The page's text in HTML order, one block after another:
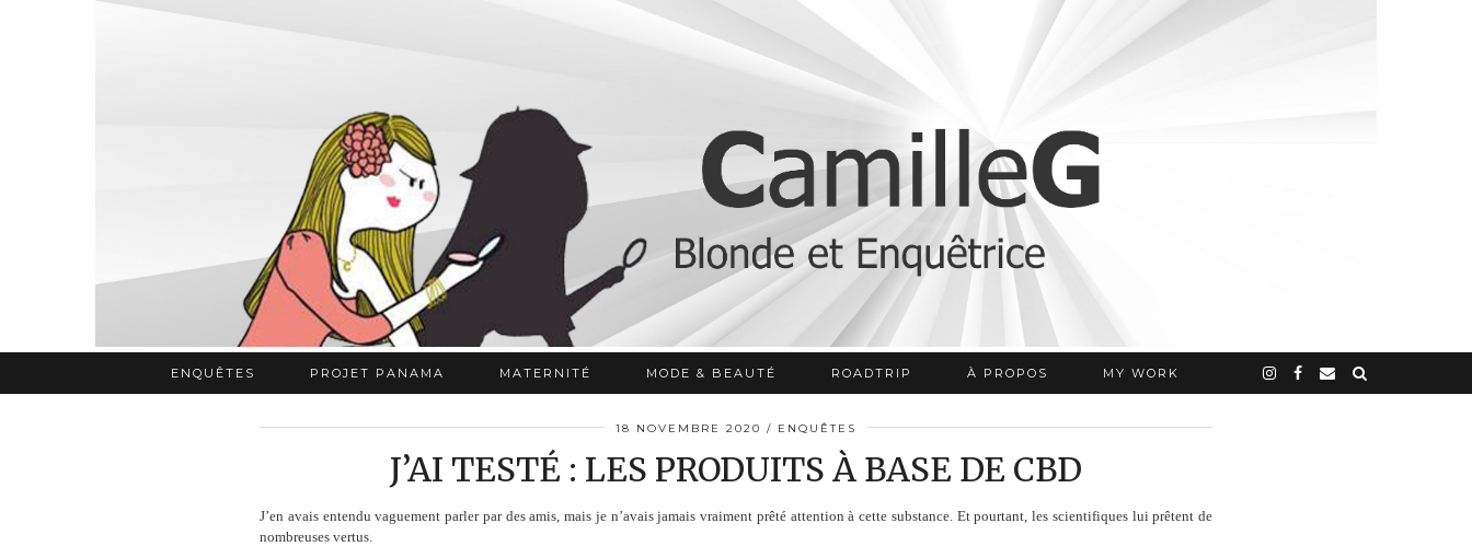
ENQUÊTES PROJET PANAMA MATERNITÉ MODE & BEAUTÉ ROADTRIP À PROPOS MY WORK
18 NOVEMBRE 2020 ENQUÊTES
J’AI TESTÉ : LES PRODUITS À BASE DE CBD
J’en avais entendu vaguement parler par des amis, mais je n’avais jamais vraiment prêté attention à cette substance. Et pourtant, les scientifiques lui prêtent de
nombreuses vertus.